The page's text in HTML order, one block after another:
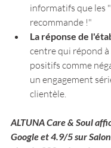
informatifs que les
recommande !"
La réponse de
centre qui répond à
positifs comme
un engagement
clientèle.
ALTUNA Care & Soul
Google et 4.9/5 sur